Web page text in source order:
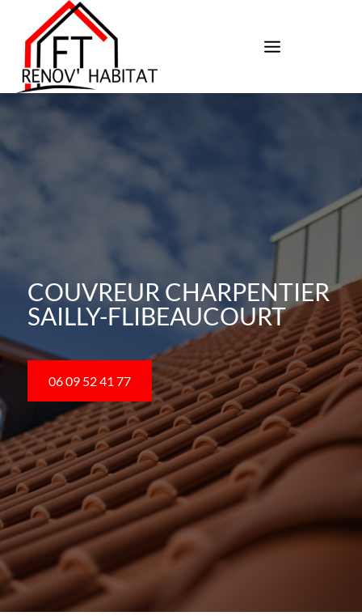
COUVREUR CHARPENTIER
SAILLY-FLIBEAUCOURT
06 09 52 41 77